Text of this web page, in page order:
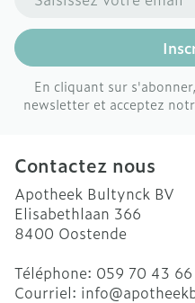
En cliquant sur
newsletter et acceptez
Contactez nous
Apotheek Bultynck BV
Elisabethlaan 366
8400 Oostende
Téléphone: 059 70 43 66
Courriel: info@